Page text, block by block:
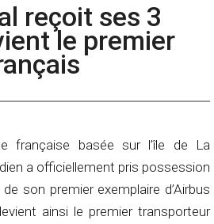
reçoit ses 3
le premier
française basée sur l’île de La
a officiellement pris possession
son premier exemplaire d’Airbus
ainsi le premier transporteur